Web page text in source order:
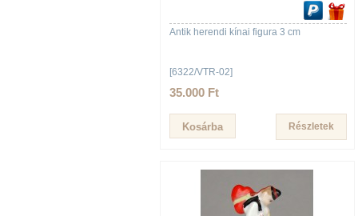
Antik herendi kínai figura 3 cm
[6322/VTR-02]
35.000 Ft
Részletek